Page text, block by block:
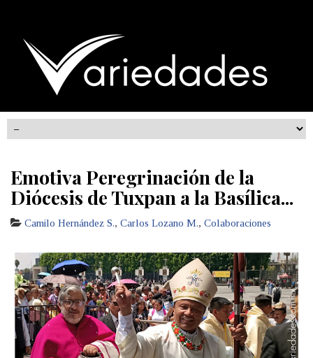
Emotiva Peregrinación de la
Diócesis de Tuxpan a la Basílica...
Camilo Hernández S., Carlos Lozano M., Colaboraciones